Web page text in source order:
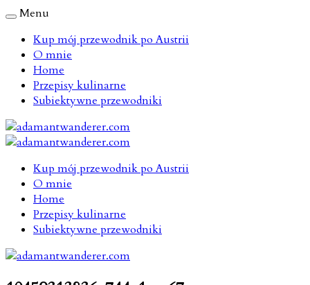
Menu
Kup mój przewodnik po Austrii
O mnie
Home
Przepisy kulinarne
Subiektywne przewodniki
Kup mój przewodnik po Austrii
O mnie
Home
Przepisy kulinarne
Subiektywne przewodniki